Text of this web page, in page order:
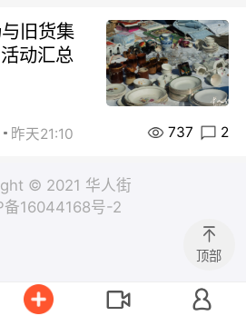
旧货集
动汇总
昨天21:10 737 2
© 2021 华人街
备16044168号-2
顶部